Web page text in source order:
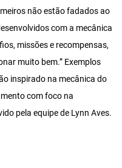
não estão fadados ao
com a mecânica
missões e recompensas,
muito bem.” Exemplos
inspirado na mecânica do
com foco na
pela equipe de Lynn Aves.